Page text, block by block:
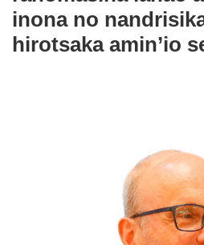
inona no
hirotsaka amin’io